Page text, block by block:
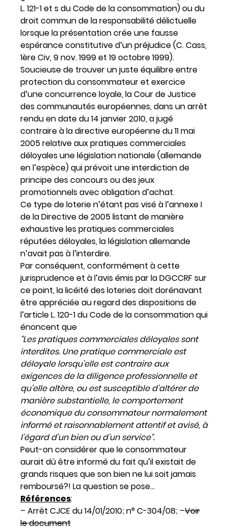
L. 121-1 et s du Code de la consommation) ou du
droit commun de la responsabilité délictuelle
lorsque la présentation crée une fausse
espérance constitutive d’un préjudice (C. Cass,
1ère Civ, 9 nov. 1999 et 19 octobre 1999).
Soucieuse de trouver un juste équilibre entre
protection du consommateur et exercice
d’une concurrence loyale, la Cour de Justice
des communautés européennes, dans un arrêt
rendu en date du 14 janvier 2010, a jugé
contraire à la directive européenne du 11 mai
2005 relative aux pratiques commerciales
déloyales une législation nationale (allemande
en l’espèce) qui prévoit une interdiction de
principe des concours ou des jeux
promotionnels avec obligation d’achat.
Ce type de loterie n’étant pas visé à l’annexe I
de la Directive de 2005 listant de manière
exhaustive les pratiques commerciales
réputées déloyales, la législation allemande
n’avait pas à l’interdire.
Par conséquent, conformément à cette
jurisprudence et à l’avis émis par la DGCCRF sur
ce point, la licéité des loteries doit dorénavant
être appréciée au regard des dispositions de
l’article L. 120-1 du Code de la consommation qui
énoncent que
“Les pratiques commerciales déloyales sont
interdites. Une pratique commerciale est
déloyale lorsqu’elle est contraire aux
exigences de la diligence professionnelle et
qu’elle altère, ou est susceptible d’altérer de
manière substantielle, le comportement
économique du consommateur normalement
informé et raisonnablement attentif et avisé, à
l’égard d’un bien ou d’un service“.
Peut-on considérer que le consommateur
aurait dû être informé du fait qu’il existait de
grands risques que son bien ne lui soit jamais
remboursé?! La question se pose…
Références:
– Arrêt CJCE du 14/01/2010; n° C-304/08; –Voir
le document